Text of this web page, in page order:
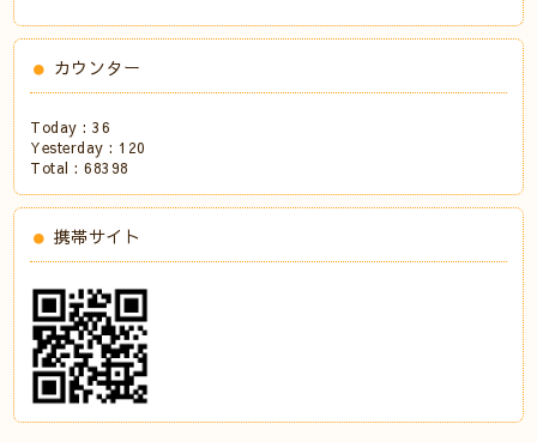
カウンター
Today :36
Yesterday : 120
Total :68398
携帯サイト